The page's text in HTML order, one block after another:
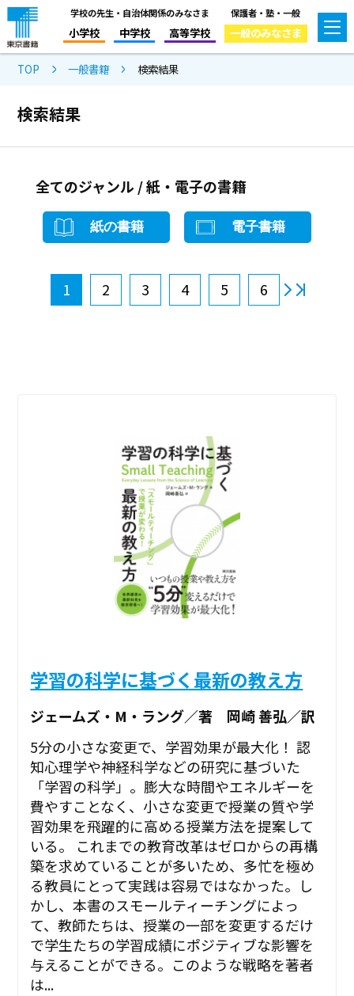
学校の先生・自治体関係のみなさま
小学校 中学校 高等学校
保護者・塾・一般
一般のみなさま
TOP 一般書籍 検索結果
検索結果
全てのジャンル / 紙・電子の書籍
紙の書籍 電子書籍
1 2 3 4 5 6
学習の科学に基づく最新の教え方
ジェームズ・M・ラング／著 岡崎 善弘／訳
5分の小さな変更で、学習効果が最大化！ 認
知心理学や神経科学などの研究に基づいた
「学習の科学」。膨大な時間やエネルギーを
費やすことなく、小さな変更で授業の質や学
習効果を飛躍的に高める授業方法を提案して
いる。 これまでの教育改革はゼロからの再構
築を求めていることが多いため、多忙を極め
る教員にとって実践は容易ではなかった。し
かし、本書のスモールティーチングによっ
て、教師たちは、授業の一部を変更するだけ
で学生たちの学習成績にポジティブな影響を
与えることができる。このような戦略を著者
は...